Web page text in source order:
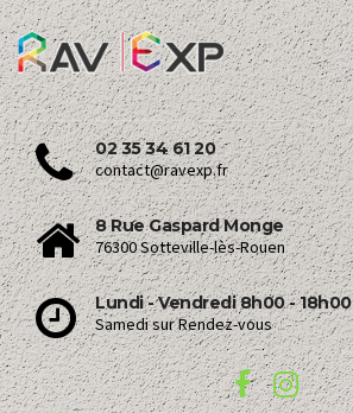
02 35 34 61 20
contact@ravexp.fr
8 Rue Gaspard Monge
76300 Sotteville-lès-Rouen
Lundi - Vendredi 8h00 - 18h00
Samedi sur Rendez-vous